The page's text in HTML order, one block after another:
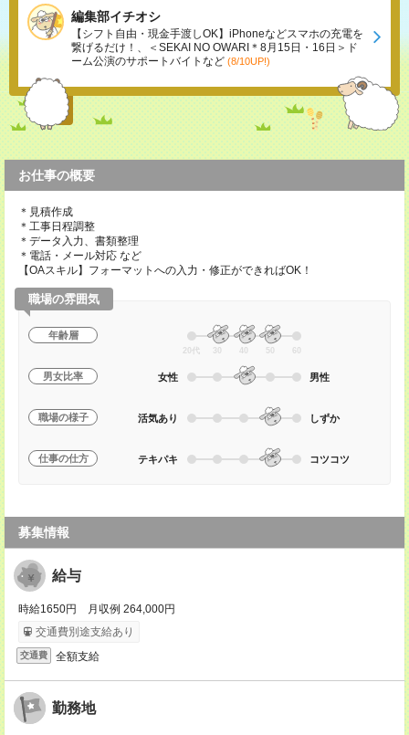
編集部イチオシ
【シフト自由・現金手渡しOK】iPhoneなどスマホの充電を
繋げるだけ！、＜SEKAI NO OWARI＊8月15日・16日＞ド
ーム公演のサポートバイトなど (8/10UP!)
お仕事の概要
＊見積作成
＊工事日程調整
＊データ入力、書類整理
＊電話・メール対応 など
【OAスキル】フォーマットへの入力・修正ができればOK！
職場の雰囲気
年齢層
20代 30 40 50 60
男女比率 女性 男性
職場の様子 活気あり しずか
仕事の仕方 テキパキ コツコツ
募集情報
給与
時給1650円 月収例 264,000円
交通費別途支給あり
交通費 全額支給
勤務地